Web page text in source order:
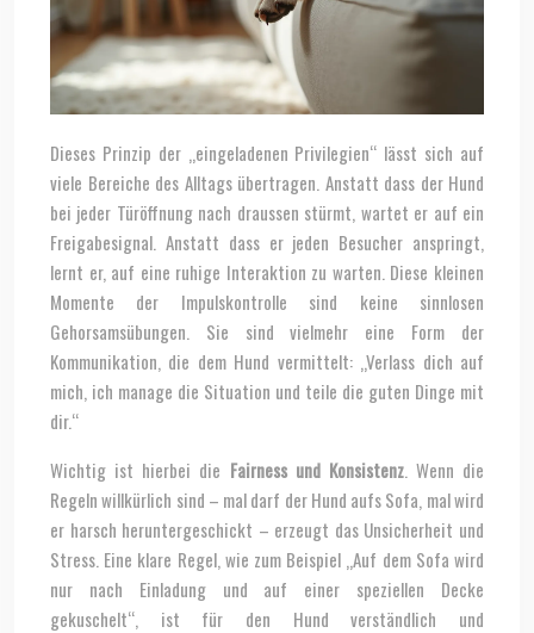
Dieses Prinzip der „eingeladenen Privilegien“ lässt sich auf
viele Bereiche des Alltags übertragen. Anstatt dass der Hund
bei jeder Türöffnung nach draussen stürmt, wartet er auf ein
Freigabesignal. Anstatt dass er jeden Besucher anspringt,
lernt er, auf eine ruhige Interaktion zu warten. Diese kleinen
Momente der Impulskontrolle sind keine sinnlosen
Gehorsamsübungen. Sie sind vielmehr eine Form der
Kommunikation, die dem Hund vermittelt: „Verlass dich auf
mich, ich manage die Situation und teile die guten Dinge mit
dir.“
Wichtig ist hierbei die Fairness und Konsistenz. Wenn die
Regeln willkürlich sind – mal darf der Hund aufs Sofa, mal wird
er harsch heruntergeschickt – erzeugt das Unsicherheit und
Stress. Eine klare Regel, wie zum Beispiel „Auf dem Sofa wird
nur nach Einladung und auf einer speziellen Decke
gekuschelt“, ist für den Hund verständlich und